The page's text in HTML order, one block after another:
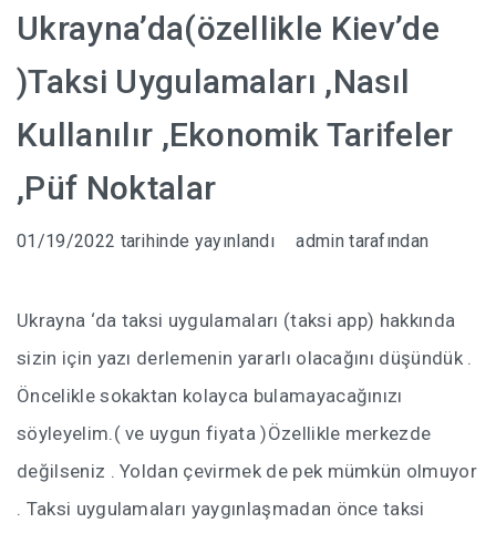
İPUÇLARI
UÇAK BILETI HILESI
UKRAYNA’DA EV KIRALAMAK
UKRAYNA HAVA YOLLARI DIKKAT!!!
UKRAYNA ONLINE TREN BILETI ALMA
DNIPRO
Ukrayna’da(özellikle Kiev’de
)Taksi Uygulamaları ,Nasıl
Kullanılır ,Ekonomik Tarifeler
,Püf Noktalar
01/19/2022 tarihinde yayınlandı admin tarafından
Ukrayna ‘da taksi uygulamaları (taksi app) hakkında
sizin için yazı derlemenin yararlı olacağını düşündük .
Öncelikle sokaktan kolayca bulamayacağınızı
söyleyelim.( ve uygun fiyata )Özellikle merkezde
değilseniz . Yoldan çevirmek de pek mümkün olmuyor
. Taksi uygulamaları yaygınlaşmadan önce taksi